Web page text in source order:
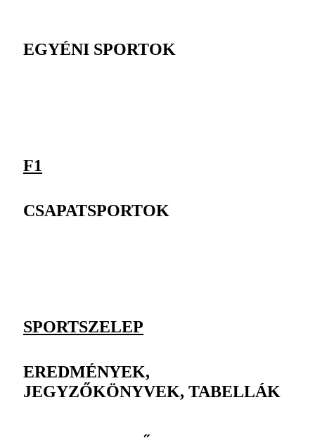
EGYÉNI SPORTOK
F1
CSAPATSPORTOK
SPORTSZELEP
EREDMÉNYEK,
JEGYZŐKÖNYVEK, TABELLÁK